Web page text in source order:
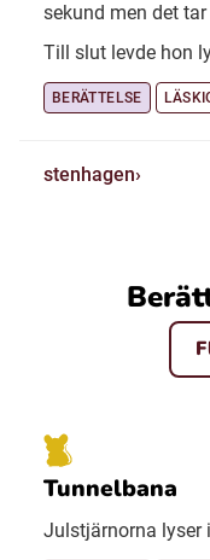
sekund men det
Till slut levde hon
BERÄTTELSE
stenhagen
Tunnelbana
Julstjärnorna lyser